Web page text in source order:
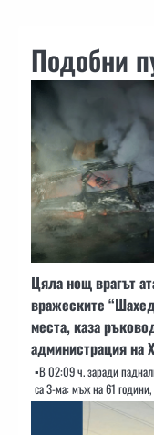
Подобни
Цяла нощ врагът
вражеските
места, каза
администрация на
▪️В 02:09 ч. заради
са 3-ма: мъж на 61